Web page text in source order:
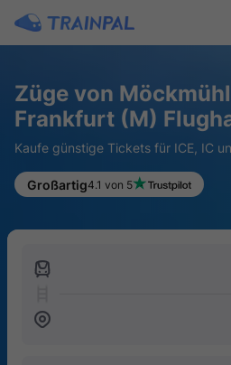
Züge von
Frankfurt (M)
Kaufe günstige Tickets für ICE, IC
Großartig4.1 von 5
󱍉
󱒣